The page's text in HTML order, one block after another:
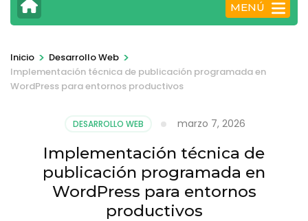
MENÚ
Inicio > Desarrollo Web >
Implementación técnica de publicación programada en
WordPress para entornos productivos
DESARROLLO WEB marzo 7, 2026
Implementación técnica de
publicación programada en
WordPress para entornos
productivos